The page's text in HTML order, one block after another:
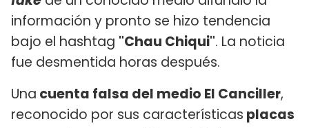
información y pronto se hizo tendencia
bajo el hashtag "Chau Chiqui". La noticia
fue desmentida horas después.
Una cuenta falsa del medio El Canciller,
reconocido por sus características placas